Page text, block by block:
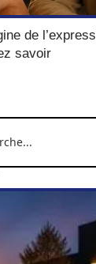
de
savoir